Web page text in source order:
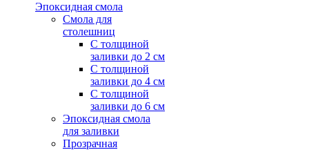
Эпоксидная смола
Смола для
столешниц
С толщиной
заливки до 2 см
С толщиной
заливки до 4 см
С толщиной
заливки до 6 см
Эпоксидная смола
для заливки
Прозрачная